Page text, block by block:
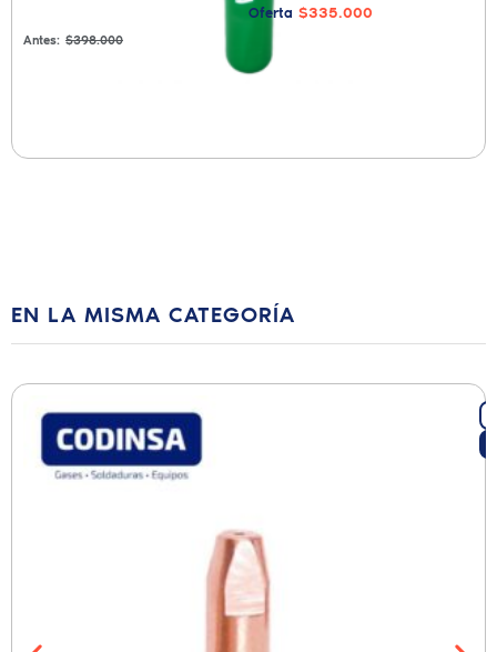
Antes: $398.000
Oferta $335.000
EN LA MISMA CATEGORÍA